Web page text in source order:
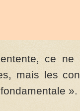
ce ne
mais les
».